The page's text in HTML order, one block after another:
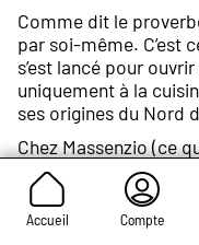
Accueil Compte
Comme dit le
par soi-même. C’est
s’est lancé pour
uniquement à la
ses origines du Nord
Chez Massenzio (ce
les régions
Sicile à la Toscane
ou le Sud-Tyrol, le